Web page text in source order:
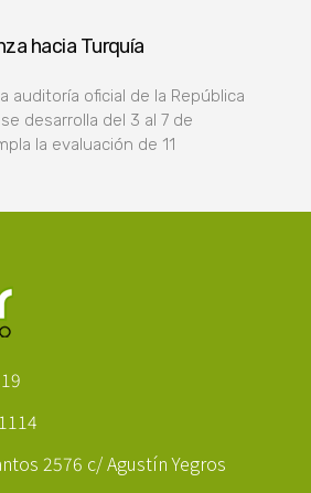
hacia Turquía
auditoría oficial de la República
desarrolla del 3 al 7 de
la evaluación de 11
2576 c/ Agustín Yegros